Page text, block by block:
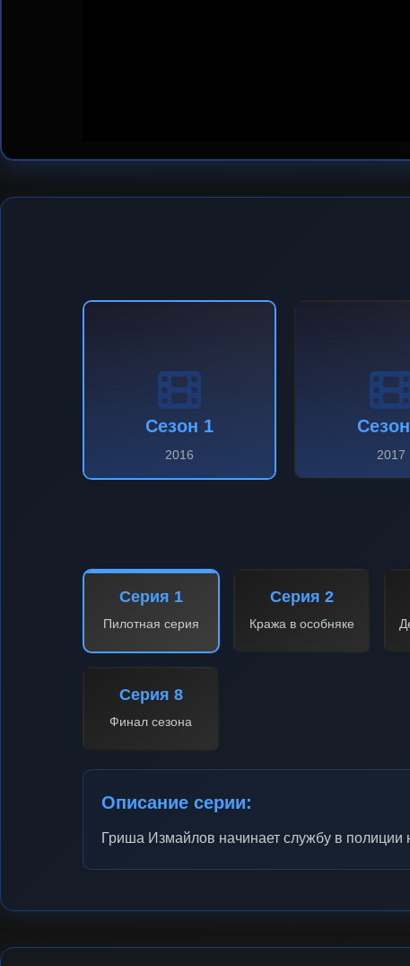
Сезон 1
2016 2017
Серия 1
Пилотная серия
Серия 2
Кража в особняке
Серия 8
Финал сезона
Описание серии:
Гриша Измайлов начинает службу в полиции